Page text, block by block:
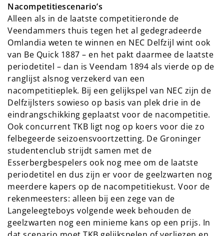
Nacompetitiescenario’s
Alleen als in de laatste competitieronde de
Veendammers thuis tegen het al gedegradeerde
Omlandia weten te winnen en NEC Delfzijl wint ook
van Be Quick 1887 – en het pakt daarmee de laatste
periodetitel – dan is Veendam 1894 als vierde op de
ranglijst alsnog verzekerd van een
nacompetitieplek. Bij een gelijkspel van NEC zijn de
Delfzijlsters sowieso op basis van plek drie in de
eindrangschikking geplaatst voor de nacompetitie.
Ook concurrent TKB ligt nog op koers voor die zo
felbegeerde seizoensvoortzetting. De Groninger
studentenclub strijdt samen met de
Esserbergbespelers ook nog mee om de laatste
periodetitel en dus zijn er voor de geelzwarten nog
meerdere kapers op de nacompetitiekust. Voor de
rekenmeesters: alleen bij een zege van de
Langeleegteboys volgende week behouden de
geelzwarten nog een minieme kans op een prijs. In